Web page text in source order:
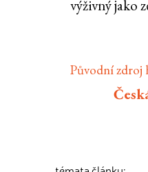
výživný jako
Původní zdroj